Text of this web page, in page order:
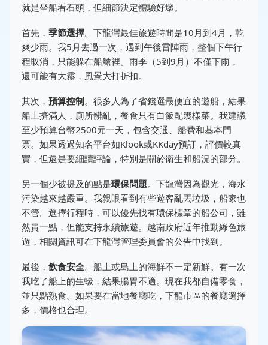
就是坐船看石頭，但細節決定體驗好壞。
首先， 季節選擇。下龍灣最佳旅遊時間是10月到4月，乾
爽少雨。我5月去過一次，遇到午後雷陣雨，整個下午行
程取消，只能躲在船艙裡。雨季（5到9月）不僅下雨，
還可能有大霧，風景大打折扣。
其次， 預算控制。很多人為了省錢選最便宜的遊船，結果
船上擠滿人，廁所髒亂，餐食只有白飯配幾樣菜。我建議
至少預算台幣2500元一天，包含交通、船費和基本門
票。如果透過知名平台如Klook或KKday預訂，評價較真
實，但還是要細讀評論，特別是關於衛生和船況的部分。
另一個少被提及的點是環保問題。下龍灣因為觀光，海水
污染越來越嚴重。我親眼看到有些遊客亂丟垃圾，船家也
不管。選擇行程時，可以優先找有環保標章的船公司，雖
然貴一點，但能支持永續旅遊。越南政府近年推動綠色旅
遊，相關資訊可在下龍灣管理委員會的公告中找到。
最後， 飲食安全。船上或島上的海鮮不一定新鮮。有一次
我吃了船上的生蠔，結果腸胃不適。現在我都自備零食，
並只點熟食。如果要在當地餐廳吃，下龍市區的餐廳選擇
多，價格也合理。